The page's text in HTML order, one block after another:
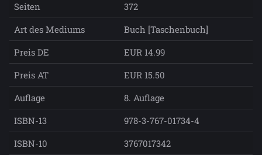
Seiten
372
Art des Mediums
Buch [Taschenbuch]
Preis DE
EUR 14.99
Preis AT
EUR 15.50
Auflage
8. Auflage
ISBN-13
978-3-767-01734-4
ISBN-10
3767017342